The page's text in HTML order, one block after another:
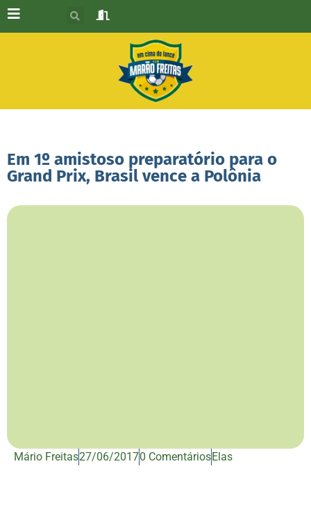
Em 1º amistoso preparatório para o
Grand Prix, Brasil vence a Polônia
Mário Freitas27/06/20170 ComentáriosElas